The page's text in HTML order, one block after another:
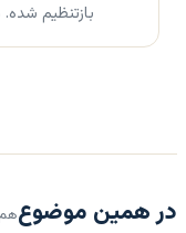
بازتنظیم
در همین موضوع